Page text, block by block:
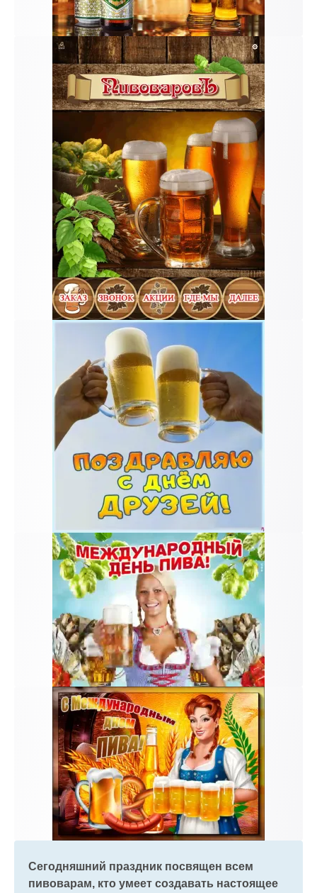
Сегодняшний праздник посвящен всем
пивоварам, кто умеет создавать настоящее